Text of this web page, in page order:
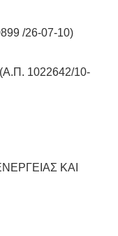
/26-07-10)
1022642/10-
ΚΑΙ